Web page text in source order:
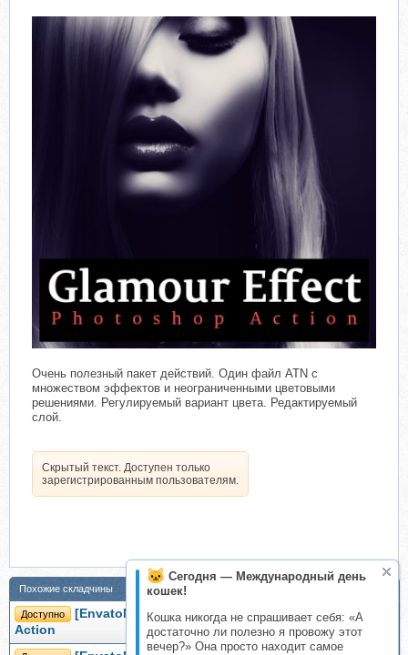
Сегодня — Международный день
кошек!
Кошка никогда не спрашивает себя: «А
достаточно ли полезно я провожу этот
вечер?» Она просто находит самое
Очень полезный пакет действий. Один файл ATN с
множеством эффектов и неограниченными цветовыми
решениями. Регулируемый вариант цвета. Редактируемый
слой.
Скрытый текст. Доступен только
зарегистрированным пользователям.
Похожие складчины
Доступно
[EnvatoMarket] Зомби экшен. Zombie Photoshop
Action